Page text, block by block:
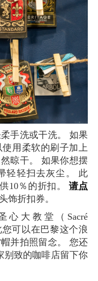
用柔软的刷子加上
晾干。 如果你想摆
轻轻扫去灰尘。 此
10％的折扣。请点
饰折扣券。
可以在巴黎这个浪
并拍照留念。 您还
别致的咖啡店留下你